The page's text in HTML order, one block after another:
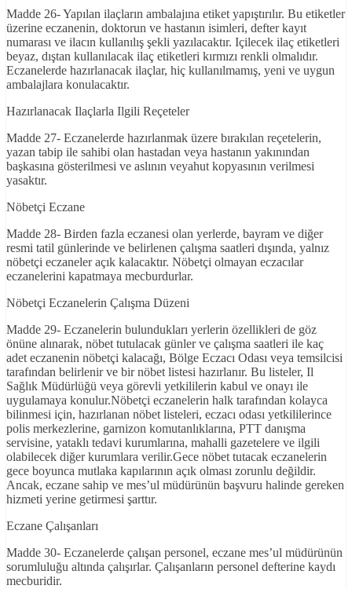
Madde 26- Yapılan ilaçların ambalajına etiket yapıştırılır. Bu etiketler
üzerine eczanenin, doktorun ve hastanın isimleri, defter kayıt
numarası ve ilacın kullanılış şekli yazılacaktır. Içilecek ilaç etiketleri
beyaz, dıştan kullanılacak ilaç etiketleri kırmızı renkli olmalıdır.
Eczanelerde hazırlanacak ilaçlar, hiç kullanılmamış, yeni ve uygun
ambalajlara konulacaktır.
Hazırlanacak Ilaçlarla Ilgili Reçeteler
Madde 27- Eczanelerde hazırlanmak üzere bırakılan reçetelerin,
yazan tabip ile sahibi olan hastadan veya hastanın yakınından
başkasına gösterilmesi ve aslının veyahut kopyasının verilmesi
yasaktır.
Nöbetçi Eczane
Madde 28- Birden fazla eczanesi olan yerlerde, bayram ve diğer
resmi tatil günlerinde ve belirlenen çalışma saatleri dışında, yalnız
nöbetçi eczaneler açık kalacaktır. Nöbetçi olmayan eczacılar
eczanelerini kapatmaya mecburdurlar.
Nöbetçi Eczanelerin Çalışma Düzeni
Madde 29- Eczanelerin bulundukları yerlerin özellikleri de göz
önüne alınarak, nöbet tutulacak günler ve çalışma saatleri ile kaç
adet eczanenin nöbetçi kalacağı, Bölge Eczacı Odası veya temsilcisi
tarafından belirlenir ve bir nöbet listesi hazırlanır. Bu listeler, Il
Sağlık Müdürlüğü veya görevli yetkililerin kabul ve onayı ile
uygulamaya konulur.Nöbetçi eczanelerin halk tarafından kolayca
bilinmesi için, hazırlanan nöbet listeleri, eczacı odası yetkililerince
polis merkezlerine, garnizon komutanlıklarına, PTT danışma
servisine, yataklı tedavi kurumlarına, mahalli gazetelere ve ilgili
olabilecek diğer kurumlara verilir.Gece nöbet tutacak eczanelerin
gece boyunca mutlaka kapılarının açık olması zorunlu değildir.
Ancak, eczane sahip ve mes’ul müdürünün başvuru halinde gereken
hizmeti yerine getirmesi şarttır.
Eczane Çalışanları
Madde 30- Eczanelerde çalışan personel, eczane mes’ul müdürünün
sorumluluğu altında çalışırlar. Çalışanların personel defterine kaydı
mecburidir.